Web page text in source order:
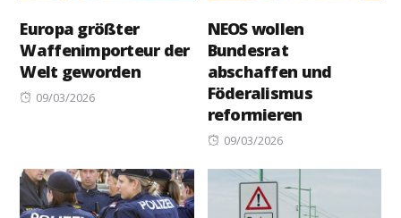
Europa größter
Waffenimporteur der
Welt geworden
Posted
09/03/2026
NEOS wollen
Bundesrat
abschaffen und
Föderalismus
reformieren
Posted
09/03/2026